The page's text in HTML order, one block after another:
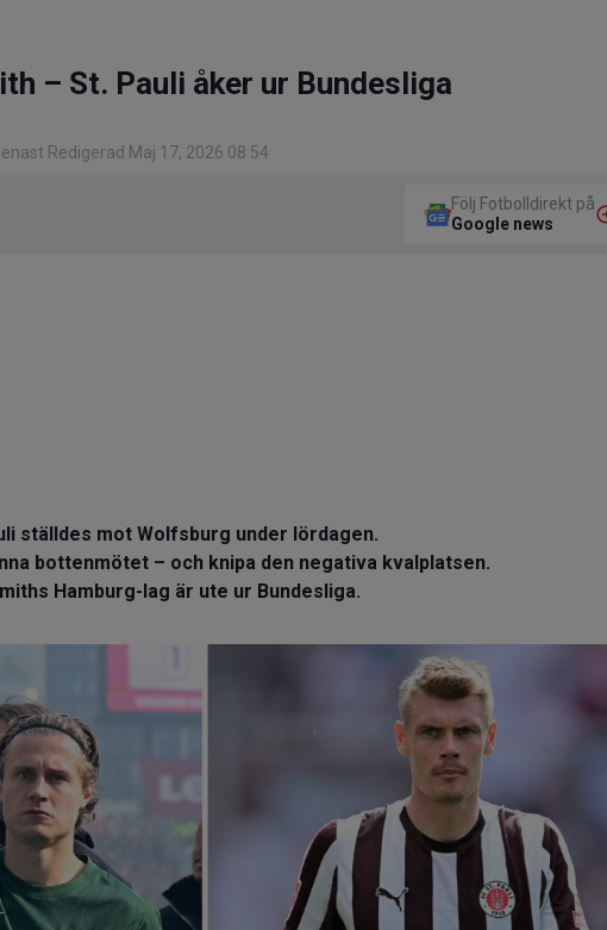
– St. Pauli åker ur Bundesliga
Redigerad Maj 17, 2026 08:54
Följ Fotbolldirekt på
Google news
ställdes mot Wolfsburg under lördagen.
bottenmötet – och knipa den negativa kvalplatsen.
Hamburg-lag är ute ur Bundesliga.